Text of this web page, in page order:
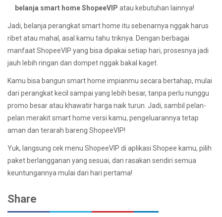
belanja smart home ShopeeVIP atau kebutuhan lainnya!
Jadi, belanja perangkat smart home itu sebenarnya nggak harus
ribet atau mahal, asal kamu tahu triknya. Dengan berbagai
manfaat ShopeeVIP yang bisa dipakai setiap hari, prosesnya jadi
jauh lebih ringan dan dompet nggak bakal kaget.
Kamu bisa bangun smart home impianmu secara bertahap, mulai
dari perangkat kecil sampai yang lebih besar, tanpa perlu nunggu
promo besar atau khawatir harga naik turun. Jadi, sambil pelan-
pelan merakit smart home versi kamu, pengeluarannya tetap
aman dan terarah bareng ShopeeVIP!
Yuk, langsung cek menu ShopeeVIP di aplikasi Shopee kamu, pilih
paket berlangganan yang sesuai, dan rasakan sendiri semua
keuntungannya mulai dari hari pertama!
Share